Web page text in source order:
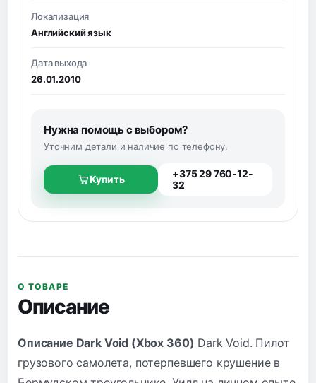
Локализация
Английский язык
Дата выхода
26.01.2010
Нужна помощь с выбором?
Уточним детали и наличие по телефону.
Купить
+375 29 760-12-
32
О ТОВАРЕ
Описание
Описание Dark Void (Xbox 360) Dark Void. Пилот
грузового самолета, потерпевшего крушение в